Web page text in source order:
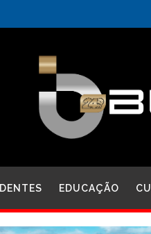
EDUCAÇÃO